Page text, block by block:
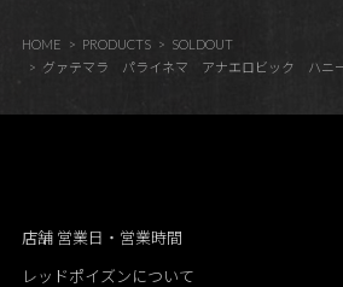
HOME PRODUCTS
SOLDOUT
グァテマラ パライネマ アナエロビック ハニ
店舗 営業日・営業時間
レッドポイズンについて